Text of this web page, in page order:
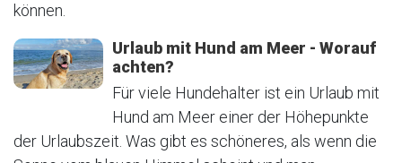
können.
Urlaub mit Hund am Meer - Worauf
achten?
Für viele Hundehalter ist ein Urlaub mit
Hund am Meer einer der Höhepunkte
der Urlaubszeit. Was gibt es schöneres, als wenn die